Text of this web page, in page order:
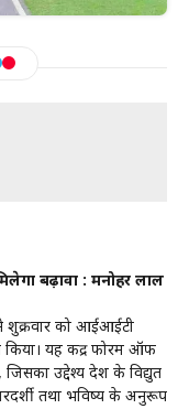
बढ़ावा : मनोहर लाल
ने शुक्रवार को आईआईटी
किया। यह केंद्र फोरम ऑफ
उद्देश्य देश के विद्युत
तथा भविष्य के अनुरूप